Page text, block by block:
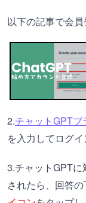
以下の記事で会
2.チャットGPT
を入力してログイ
3.チャットGPTに
されたら、回答の